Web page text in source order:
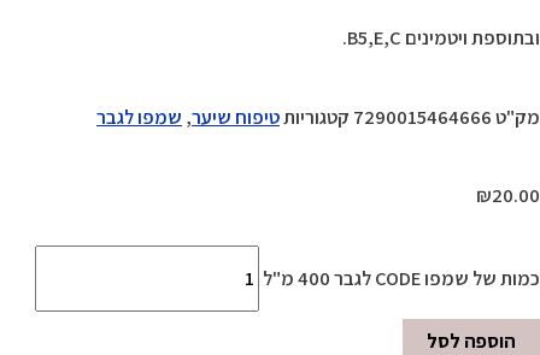
ובתוספת ויטמינים B5,E,C.
מק"ט7290015464666 קטגוריותטיפוח שיער, שמפו לגבר
₪20.00
כמות של שמפו CODE לגבר 400 מ"ל
הוספה לסל